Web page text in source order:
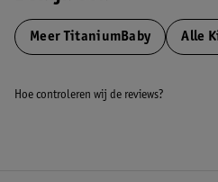
MeerTitaniumBaby Alle
Hoe controleren wij de reviews?